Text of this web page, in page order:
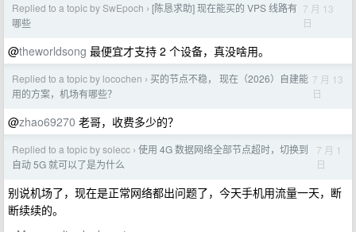
Replied to a topic by SwEpoch › [陈恳求助] 现在能买的 VPS 线路有
哪些
7 月 13
日
@theworldsong 最便宜才支持 2 个设备，真没啥用。
Replied to a topic by locochen › 买的节点不稳， 现在（2026）自建能
用的方案，机场有哪些？
7 月 13
日
@zhao69270 老哥，收费多少的？
Replied to a topic by solecc › 使用 4G 数据网络全部节点超时，切换到
自动 5G 就可以了是为什么
7 月 1
日
别说机场了，现在是正常网络都出问题了，今天手机用流量一天，断
断续续的。